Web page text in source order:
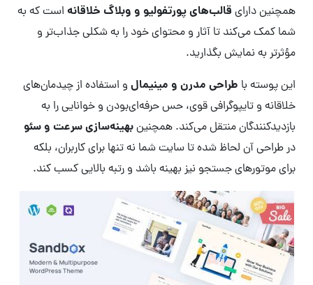
همچنین دارای قالب‌های پورتفولیو و وبلاگ خلاقانه است که به
شما کمک می‌کند تا آثار و محتوای خود را به شکلی جذاب‌تر و
مؤثرتر به نمایش بگذارید.
این پوسته با طراحی مدرن و مینیمال و استفاده از چیدمان‌های
خلاقانه و تایپوگرافی قوی، حس حرفه‌ای‌بودن و خوانایی را به
بازدیدکنندگان منتقل می‌کند. همچنینبهینه‌سازی سرعت و سئو
در طراحی آن لحاظ شده تا سایت شما نه تنها برای کاربران، بلکه
برای موتورهای جستجو نیز بهینه باشد و رتبه بالایی کسب کند.